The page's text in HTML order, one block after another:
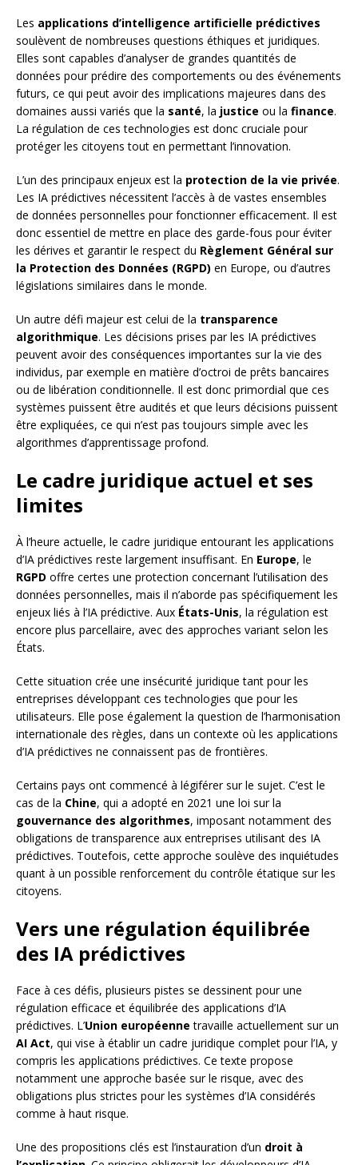
Les applications d’intelligence artificielle prédictives
soulèvent de nombreuses questions éthiques et juridiques.
Elles sont capables d’analyser de grandes quantités de
données pour prédire des comportements ou des événements
futurs, ce qui peut avoir des implications majeures dans des
domaines aussi variés que la santé, la justice ou la finance.
La régulation de ces technologies est donc cruciale pour
protéger les citoyens tout en permettant l’innovation.
L’un des principaux enjeux est la protection de la vie privée.
Les IA prédictives nécessitent l’accès à de vastes ensembles
de données personnelles pour fonctionner efficacement. Il est
donc essentiel de mettre en place des garde-fous pour éviter
les dérives et garantir le respect du Règlement Général sur
la Protection des Données (RGPD) en Europe, ou d’autres
législations similaires dans le monde.
Un autre défi majeur est celui de la transparence
algorithmique. Les décisions prises par les IA prédictives
peuvent avoir des conséquences importantes sur la vie des
individus, par exemple en matière d’octroi de prêts bancaires
ou de libération conditionnelle. Il est donc primordial que ces
systèmes puissent être audités et que leurs décisions puissent
être expliquées, ce qui n’est pas toujours simple avec les
algorithmes d’apprentissage profond.
Le cadre juridique actuel et ses
limites
À l’heure actuelle, le cadre juridique entourant les applications
d’IA prédictives reste largement insuffisant. En Europe, le
RGPD offre certes une protection concernant l’utilisation des
données personnelles, mais il n’aborde pas spécifiquement les
enjeux liés à l’IA prédictive. Aux États-Unis, la régulation est
encore plus parcellaire, avec des approches variant selon les
États.
Cette situation crée une insécurité juridique tant pour les
entreprises développant ces technologies que pour les
utilisateurs. Elle pose également la question de l’harmonisation
internationale des règles, dans un contexte où les applications
d’IA prédictives ne connaissent pas de frontières.
Certains pays ont commencé à légiférer sur le sujet. C’est le
cas de la Chine, qui a adopté en 2021 une loi sur la
gouvernance des algorithmes, imposant notamment des
obligations de transparence aux entreprises utilisant des IA
prédictives. Toutefois, cette approche soulève des inquiétudes
quant à un possible renforcement du contrôle étatique sur les
citoyens.
Vers une régulation équilibrée
des IA prédictives
Face à ces défis, plusieurs pistes se dessinent pour une
régulation efficace et équilibrée des applications d’IA
prédictives. L’Union européenne travaille actuellement sur un
AI Act, qui vise à établir un cadre juridique complet pour l’IA, y
compris les applications prédictives. Ce texte propose
notamment une approche basée sur le risque, avec des
obligations plus strictes pour les systèmes d’IA considérés
comme à haut risque.
Une des propositions clés est l’instauration d’un droit à